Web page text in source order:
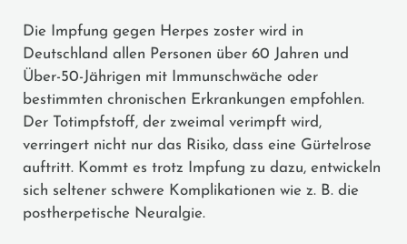
Die Impfung gegen Herpes zoster wird in
Deutschland allen Personen über 60 Jahren und
Über-50-Jährigen mit Immunschwäche oder
bestimmten chronischen Erkrankungen empfohlen.
Der Totimpfstoff, der zweimal verimpft wird,
verringert nicht nur das Risiko, dass eine Gürtelrose
auftritt. Kommt es trotz Impfung zu dazu, entwickeln
sich seltener schwere Komplikationen wie z. B. die
postherpetische Neuralgie.